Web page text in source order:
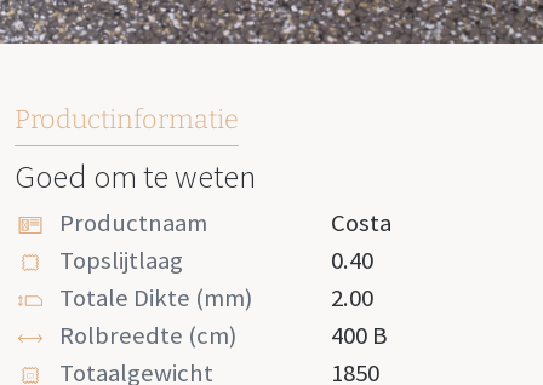
Productinformatie
Goed om te weten
Productnaam
Costa
Topslijtlaag
0.40
Totale Dikte (mm)
2.00
Rolbreedte (cm)
400 B
Totaalgewicht
1850